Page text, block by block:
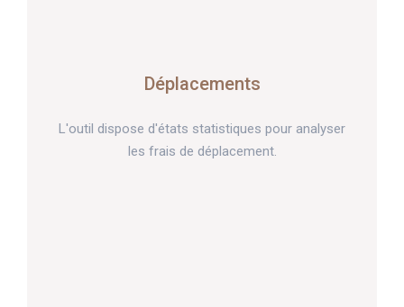
Déplacements
L'outil dispose d'états statistiques pour analyser
les frais de déplacement.